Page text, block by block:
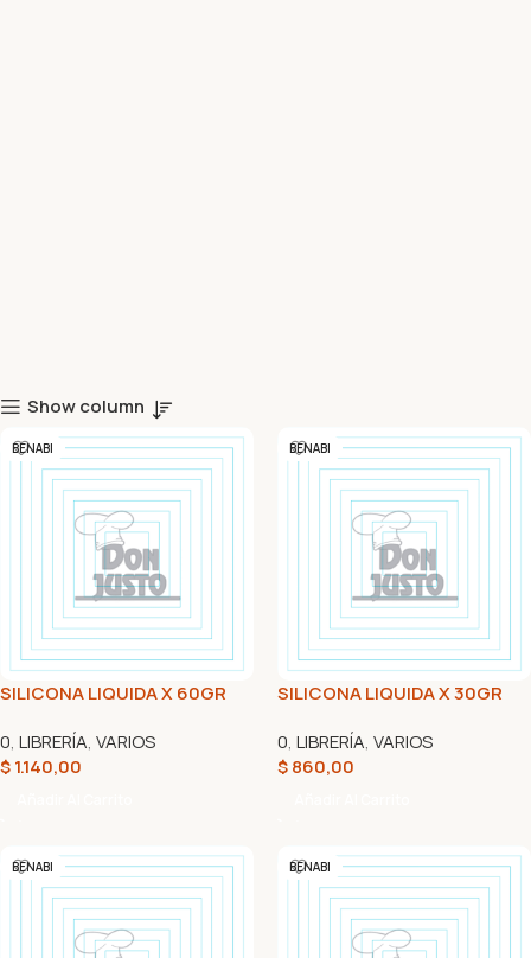
Show column
BENABI
SILICONA LIQUIDA X 60GR
0, LIBRERÍA, VARIOS
$1.140,00
BENABI
SILICONA LIQUIDA X 30GR
0, LIBRERÍA, VARIOS
$860,00
BENABI BENABI